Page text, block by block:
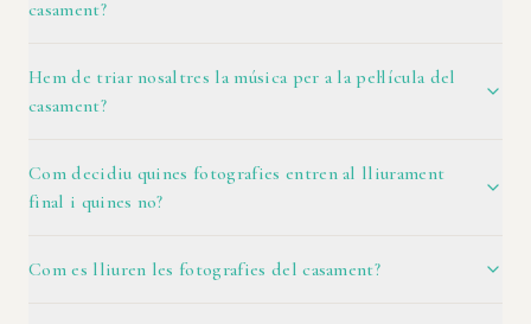
casament?
Hem de triar nosaltres la música per a la pel·lícula del
casament?
Com decidiu quines fotografies entren al lliurament
final i quines no?
Com es lliuren les fotografies del casament?